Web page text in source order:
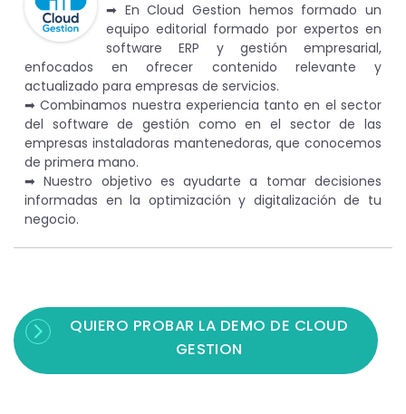
➡︎ En Cloud Gestion hemos formado un
equipo editorial formado por expertos en
software ERP y gestión empresarial,
enfocados en ofrecer contenido relevante y
actualizado para empresas de servicios.
➡︎ Combinamos nuestra experiencia tanto en el sector
del software de gestión como en el sector de las
empresas instaladoras mantenedoras, que conocemos
de primera mano.
➡︎ Nuestro objetivo es ayudarte a tomar decisiones
informadas en la optimización y digitalización de tu
negocio.
QUIERO PROBAR LA DEMO DE CLOUD
GESTION